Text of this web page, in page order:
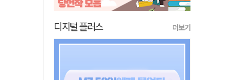
디지털 플러스 더보기